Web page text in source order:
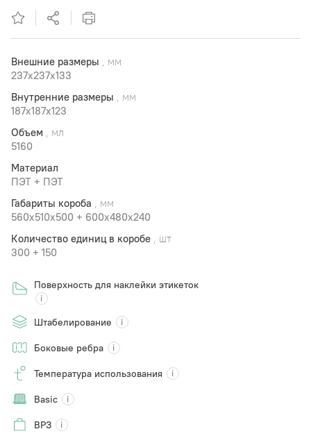
Внешние размеры , мм
237x237x133
Внутренние размеры , мм
187x187x123
Объем , мл
5160
Материал
ПЭТ + ПЭТ
Габариты короба , мм
560x510х500 + 600x480x240
Количество единиц в коробе , шт
300 + 150
Поверхность для наклейки этикеток
Штабелирование
Боковые ребра
Температура использования
Basic
ВРЗ